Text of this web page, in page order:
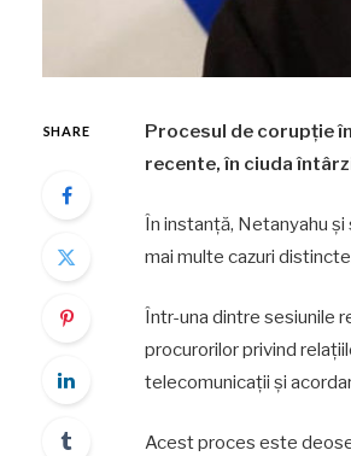
SHARE
Procesul de corupție
recente, în ciuda
În instanță, Netanyahu și
mai multe cazuri
Într-una dintre sesiunile
procurorilor privind
telecomunicații și
Acest proces este